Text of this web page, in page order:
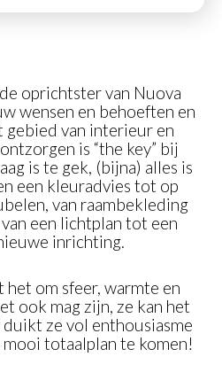
oprichtster van Nuova
wensen en behoeften en
gebied van interieur en
is “the key” bij
is te gek, (bijna) alles is
een kleuradvies tot op
van raambekleding
een lichtplan tot een
inrichting.
het om sfeer, warmte en
ook mag zijn, ze kan het
ze vol enthousiasme
totaalplan te komen!